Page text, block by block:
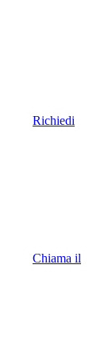
Richiedi
Chiama il